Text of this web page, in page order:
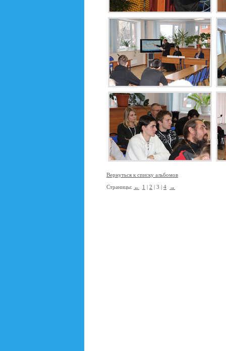
Вернуться к списку альбомов
Страницы: ← 1 | 2 | 3 | 4 →